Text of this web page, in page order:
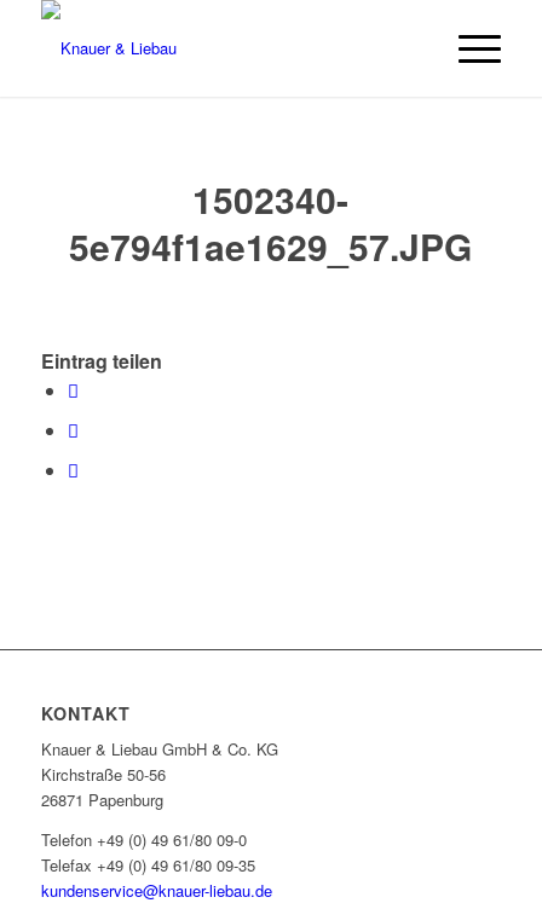
1502340-
5e794f1ae1629_57.JPG
Eintrag teilen
KONTAKT
Knauer & Liebau GmbH & Co. KG
Kirchstraße 50-56
26871 Papenburg
Telefon +49 (0) 49 61/80 09-0
Telefax +49 (0) 49 61/80 09-35
kundenservice@knauer-liebau.de